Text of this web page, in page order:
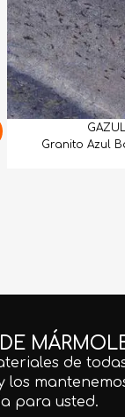
Granito Azul
de
los
para usted.